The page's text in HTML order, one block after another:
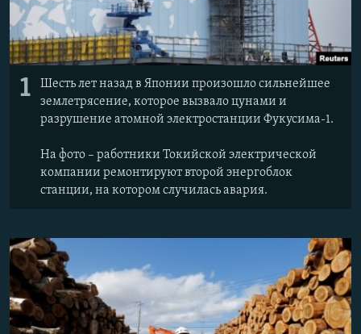
1
Шесть лет назад в Японии произошло сильнейшее
землетрясение, которое вызвало цунами и
разрушение атомной электростанции Фукусима-1.
На фото – работники Токийской электрической
компании ремонтируют второй энергоблок
станции, на котором случилась авария.